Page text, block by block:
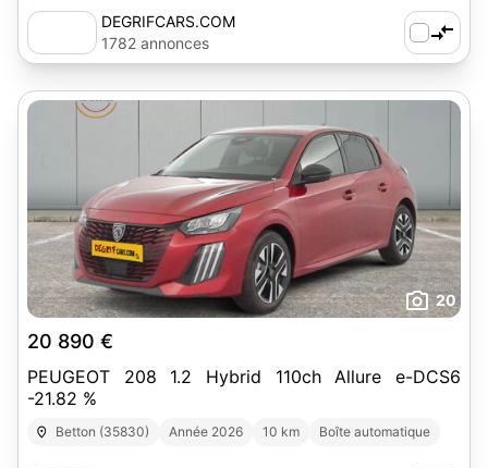
DEGRIFCARS.COM
1782 annonces
20
20 890 €
PEUGEOT 208 1.2 Hybrid 110ch Allure e-DCS6
-21.82 %
Betton (35830) Année 2026 10 km Boîte automatique